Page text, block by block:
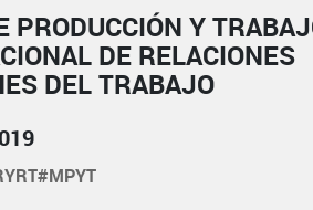
PRODUCCIÓN Y
DE RELACIONES
DEL TRABAJO